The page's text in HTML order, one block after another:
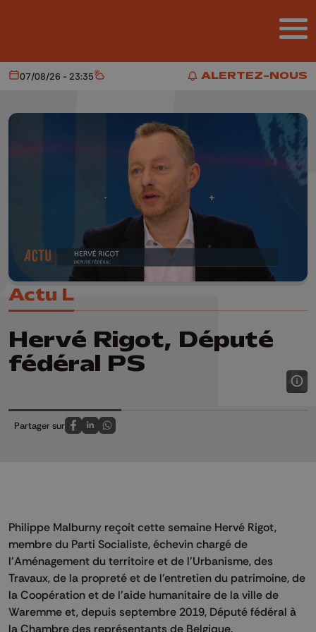
ALERTEZ-NOUS
ALERTEZ-NOUS
Aujourd'hui
07/08/26 - 23:35 Météo
Actu L
Hervé Rigot, Député
fédéral PS
Partager sur
Partagez sur FaceBook
Partagez sur LinkedIn
Partagez sur Whatsapp
Philippe Malburny reçoit cette semaine Hervé Rigot,
membre du Parti Socialiste, échevin chargé de
l'Aménagement du territoire et de l'Urbanisme, des
Travaux, de la propreté et de l'entretien du patrimoine, de
la Coopération et de l'aide humanitaire de la ville de
Waremme et, depuis septembre 2019, Député fédéral à
la Chambre des représentants de Belgique.